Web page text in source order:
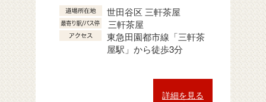
世田谷区 三軒茶屋
三軒茶屋
東急田園都市線「三軒茶
屋駅」から徒歩3分
詳細を見る